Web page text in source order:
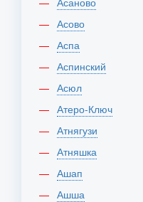
Асово
Аспа
Аспинский
Асюл
Атеро-Ключ
Атнягузи
Атняшка
Ашап
Ашша